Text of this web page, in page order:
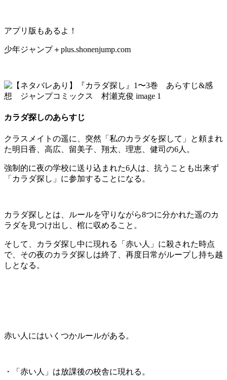
アプリ版もあるよ！
少年ジャンプ＋plus.shonenjump.com
カラダ探しのあらすじ
クラスメイトの遥に、突然「私のカラダを探して」と頼まれ
た明日香、高広、留美子、翔太、理恵、健司の6人。
強制的に夜の学校に送り込まれた6人は、抗うことも出来ず
「カラダ探し」に参加することになる。
カラダ探しとは、ルールを守りながら8つに分かれた遥のカ
ラダを見つけ出し、棺に収めること。
そして、カラダ探し中に現れる「赤い人」に殺された時点
で、その夜のカラダ探しは終了、再度日常がループし持ち越
しとなる。
赤い人にはいくつかルールがある。
・「赤い人」は放課後の校舎に現れる。